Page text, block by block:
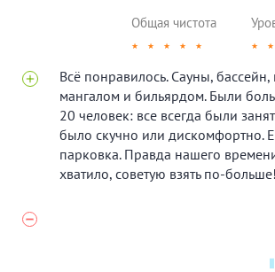
Общая чистота
★ ★ ★ ★ ★ ★ ★
Всё понравилось. Сауны, бассейн,
мангалом и бильярдом. Были
20 человек: все всегда были
было скучно или дискомфортно.
парковка. Правда нашего
хватило, советую взять по-